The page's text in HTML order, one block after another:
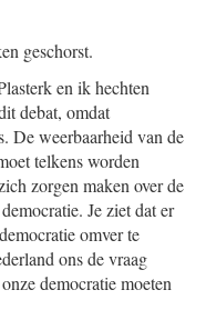
geschorst.
en ik hechten
debat, omdat
De weerbaarheid van de
telkens worden
zorgen maken over de
Je ziet dat er
omver te
ons de vraag
democratie moeten